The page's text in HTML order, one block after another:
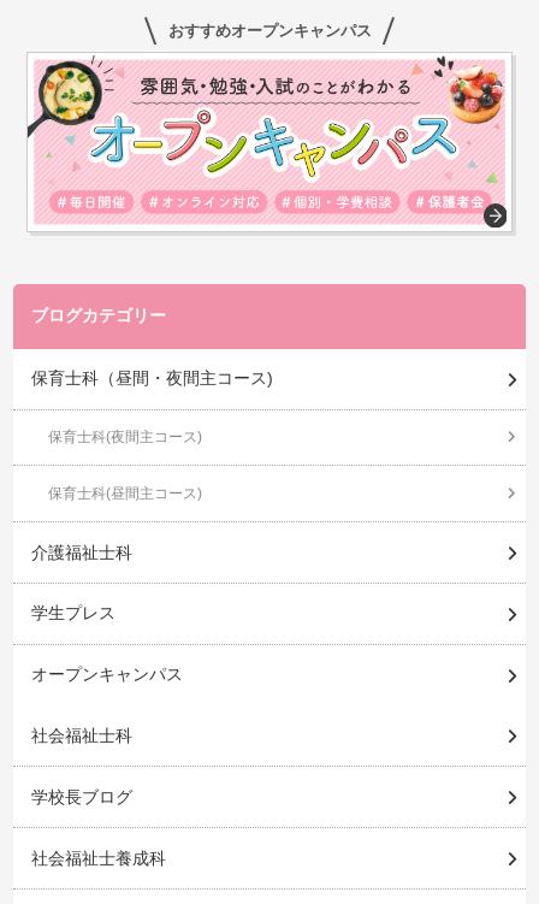
おすすめオープンキャンパス
ブログカテゴリー
保育士科（昼間・夜間主コース)
保育士科(夜間主コース)
保育士科(昼間主コース)
介護福祉士科
学生プレス
オープンキャンパス
社会福祉士科
学校長ブログ
社会福祉士養成科